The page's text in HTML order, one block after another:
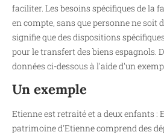
faciliter. Les besoins spécifiques de la
en compte, sans que personne ne soit
signifie que des dispositions
pour le transfert des biens espagnols.
données ci-dessous à l'aide d'un
Un exemple
Etienne est retraité et a deux enfants :
patrimoine d'Etienne comprend des